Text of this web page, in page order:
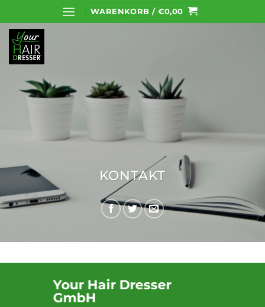
Inhalt
springen
WARENKORB / €0,00
KONTAKT
Your Hair Dresser
GmbH